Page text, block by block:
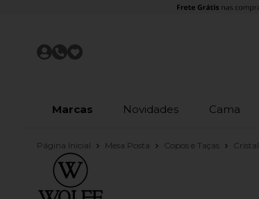
Marcas Novidades Cama
Página Inicial Mesa Posta Copos e Taças Cristal